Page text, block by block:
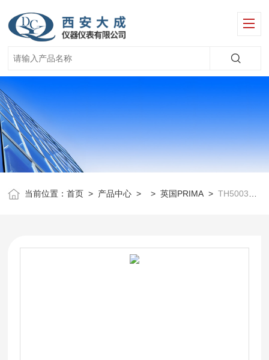
当前位置：首页 > 产品中心 > >英国PRIMA >TH5003硬度试剂